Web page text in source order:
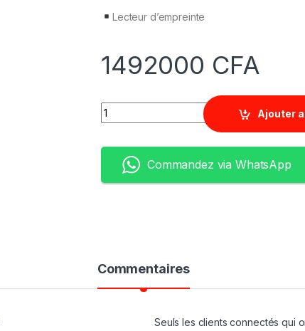
Lecteur d’empreinte
1492000 CFA
Quantity
Ajouter
Commandez via WhatsApp
Commentaires
Seuls les clients connectés qui